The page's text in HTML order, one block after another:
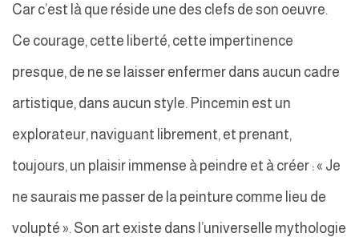
Car c’est là que réside une des clefs de son oeuvre.
Ce courage, cette liberté, cette impertinence
presque, de ne se laisser enfermer dans aucun cadre
artistique, dans aucun style. Pincemin est un
explorateur, naviguant librement, et prenant,
toujours, un plaisir immense à peindre et à créer : « Je
ne saurais me passer de la peinture comme lieu de
volupté ». Son art existe dans l’universelle mythologie